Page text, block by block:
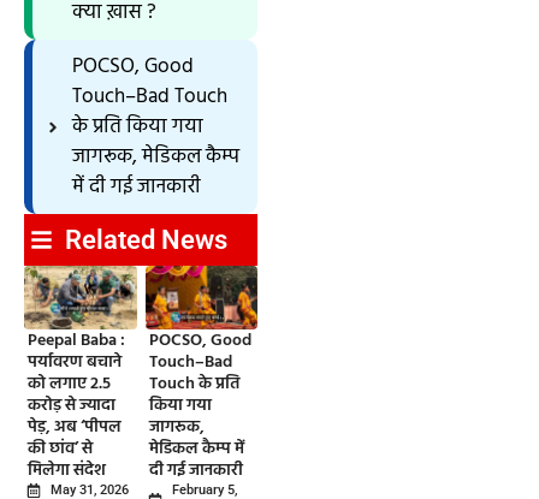
क्या ख़ास ?
POCSO, Good
Touch–Bad Touch
के प्रति किया गया
जागरूक, मेडिकल कैम्प
में दी गई जानकारी
Related News
Peepal Baba :
पर्यावरण बचाने
को लगाए 2.5
करोड़ से ज्यादा
पेड़, अब ‘पीपल
की छांव’ से
मिलेगा संदेश
May 31, 2026
POCSO, Good
Touch–Bad
Touch के प्रति
किया गया
जागरूक,
मेडिकल कैम्प में
दी गई जानकारी
February 5,